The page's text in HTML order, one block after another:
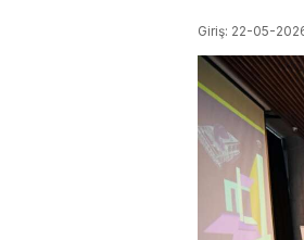
Giriş: 22-05-